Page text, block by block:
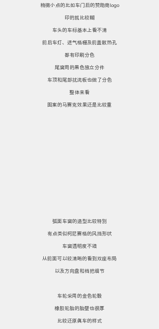
稍微小点的比如车门后的赞助商logo
印的就比较糊
车头的车标基本上看不清
前后车灯、进气格栅及前盖散热孔
都有印刷分色
尾窗用的黑色独立分件
车顶和尾部扰流板也做了分色
整体来看
图案的马赛克效果还是比较重
弧面车窗的造型比较特别
有点类似柯尼赛格的风挡形状
车窗透明度不错
从前面可以较清晰的看到双座布局
以及方向盘和档把细节
车轮采用的金色轮毂
橡胶轮胎的胎壁也很厚
比较还原真车的样式